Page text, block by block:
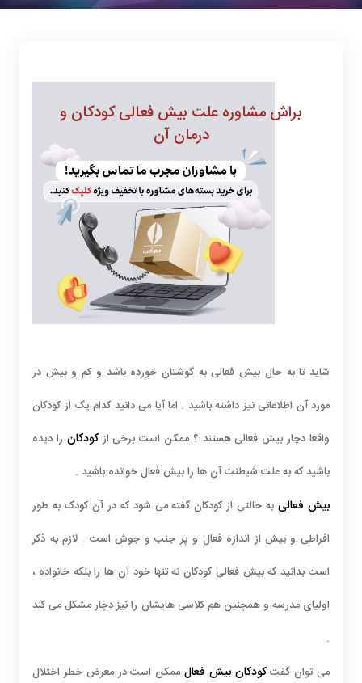
براش مشاوره علت بیش فعالی کودکان و
درمان آن
شاید تا به حال بیش فعالی به گوشتان خورده باشد و کم و بیش در
مورد آن اطلاعاتی نیز داشته باشید . اما آیا می دانید کدام یک از کودکان
واقعا دچار بیش فعالی هستند ؟ ممکن است برخی ازکودکان را دیده
باشید که به علت شیطنت آن ها را بیش فعال خوانده باشید .
بیش فعالیبه حالتی از کودکان گفته می شود که در آن کودک به طور
افراطی و بیش از اندازه فعال و پر جنب و جوش است . لازم به ذکر
است بدانید که بیش فعالی کودکان نه تنها خود آن ها را بلکه خانواده ،
اولیای مدرسه و همچنین هم کلاسی هایشان را نیز دچار مشکل می کند
.
می توان گفتکودکان بیش فعالممکن است در معرض خطر اختلال